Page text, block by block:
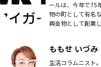
ールは、今年で75
物の町として有名
興金物として創業
やホームセン...
ももせ いづみ
生活コラムニスト